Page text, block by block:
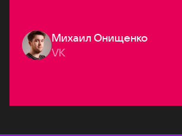
Михаил Онищенко
VK